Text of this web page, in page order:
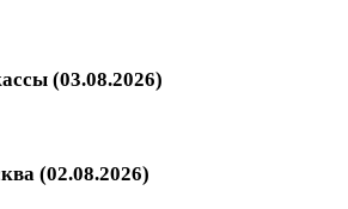
(03.08.2026)
(02.08.2026)